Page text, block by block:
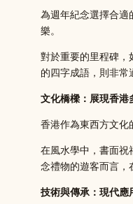
為週年紀念選擇合適
樂。
對於重要的里程碑
的四字成語，則非常
文化橋樑：展現香港
香港作為東西方文化
在風水學中，書面祝
念禮物的遊客而言，
技術與傳承：現代應